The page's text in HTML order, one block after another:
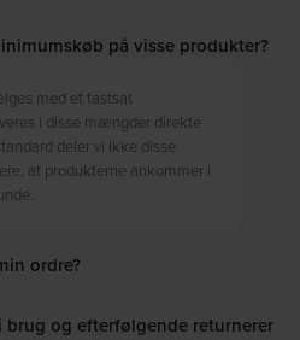
på visse produkter?
med et fastsat
i disse mængder direkte
deler vi ikke disse
at produkterne ankommer i
ordre?
brug og efterfølgende returnerer